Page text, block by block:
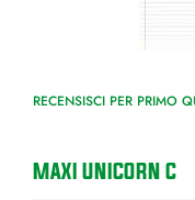
RECENSISCI PER PRIMO
MAXI UNICORN C